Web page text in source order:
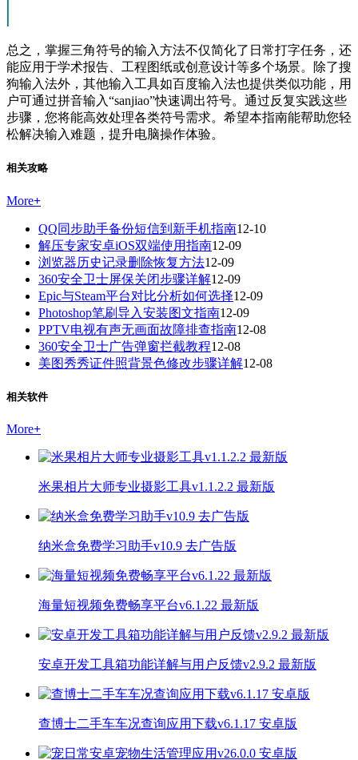
总之，掌握三角符号的输入方法不仅简化了日常打字任务，还
能应用于学术报告、工程图纸或创意设计等多个场景。除了搜
狗输入法外，其他输入工具如百度输入法也提供类似功能，用
户可通过拼音输入“sanjiao”快速调出符号。通过反复实践这些
步骤，您将能高效处理各类符号需求。希望本指南能帮助您轻
松解决输入难题，提升电脑操作体验。
相关攻略
More+
QQ同步助手备份短信到新手机指南12-10
解压专家安卓iOS双端使用指南12-09
浏览器历史记录删除恢复方法12-09
360安全卫士屏保关闭步骤详解12-09
Epic与Steam平台对比分析如何选择12-09
Photoshop笔刷导入安装图文指南12-09
PPTV电视有声无画面故障排查指南12-08
360安全卫士广告弹窗拦截教程12-08
美图秀秀证件照背景色修改步骤详解12-08
相关软件
More+
米果相片大师专业摄影工具v1.1.2.2 最新版
纳米盒免费学习助手v10.9 去广告版
海量短视频免费畅享平台v6.1.22 最新版
安卓开发工具箱功能详解与用户反馈v2.9.2 最新版
查博士二手车车况查询应用下载v6.1.17 安卓版